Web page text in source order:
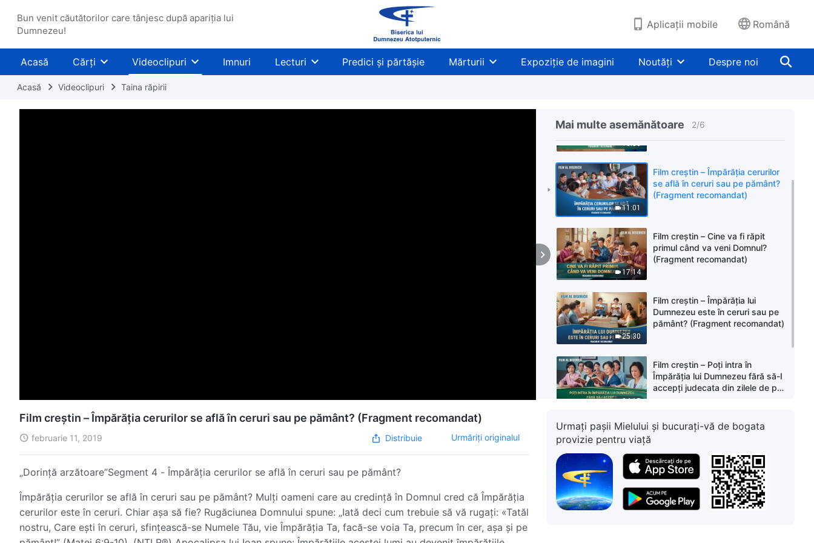
Bun venit căutătorilor care tânjesc după apariția lui
Dumnezeu!
Aplicații mobile Română
Acasă Cărți Videoclipuri Imnuri Lecturi Predici și părtășie Mărturii Expoziție de imagini Noutăți Despre noi
Acasă Videoclipuri Taina răpirii
Mai multe asemănătoare 2/6
16:56
pe care l-a pregătit Domnul
pentru noi? (Fragment
recomandat)
11:01
Film creștin – Împărăția cerurilor
se află în ceruri sau pe pământ?
(Fragment recomandat)
17:14
Film creștin – Cine va fi răpit
primul când va veni Domnul?
(Fragment recomandat)
25:30
Film creștin – Împărăția lui
Dumnezeu este în ceruri sau pe
pământ? (Fragment recomandat)
24:15
Film creștin – Poți intra în
Împărăția lui Dumnezeu fără să-I
accepți judecata din zilele de pe
11:28
Film creștin – Unde anume se
recomandat)
Film creștin – Împărăția cerurilor se află în ceruri sau pe pământ? (Fragment recomandat)
februarie 11, 2019 Distribuie Urmăriți originalul
„Dorință arzătoare”Segment 4 - Împărăția cerurilor se află în ceruri sau pe pământ?
Împărăția cerurilor se află în ceruri sau pe pământ? Mulți oameni care au credință în Domnul cred că Împărăția
cerurilor este în ceruri. Chiar așa să fie? Rugăciunea Domnului spune: „Iată deci cum trebuie să vă rugaţi: «Tatăl
nostru, Care eşti în ceruri, sfinţească-se Numele Tău, vie Împărăţia Ta, facă-se voia Ta, precum în cer, aşa şi pe
Urmați pașii Mielului și bucurați-vă de bogata
provizie pentru viață